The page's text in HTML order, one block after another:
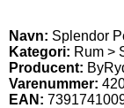
Navn: Splendor
Kategori: Rum >
Producent:
Varenummer:
EAN: